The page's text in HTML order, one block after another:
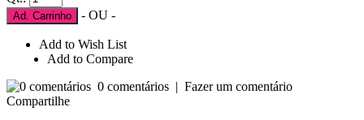
Ad. Carrinho - OU -
Add to Wish List
Add to Compare
0 comentários | Fazer um comentário
Compartilhe